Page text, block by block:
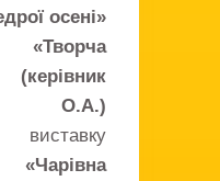
осені»
«Творча
О.А.)
«Чарівна